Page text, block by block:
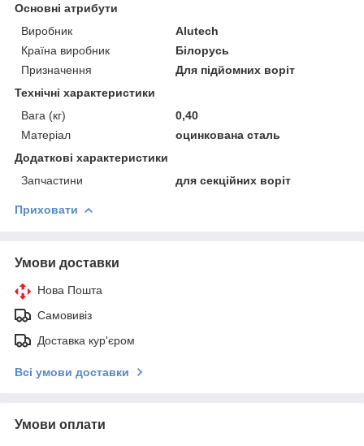
Основні атрибути
Виробник
Alutech
Країна виробник
Білорусь
Призначення
Для підйомних воріт
Технічні характеристики
Вага (кг)
0,40
Матеріал
оцинкована сталь
Додаткові характеристики
Запчастини
для секційних воріт
Приховати
Умови доставки
Нова Пошта
Самовивіз
Доставка кур'єром
Всі умови доставки
Умови оплати